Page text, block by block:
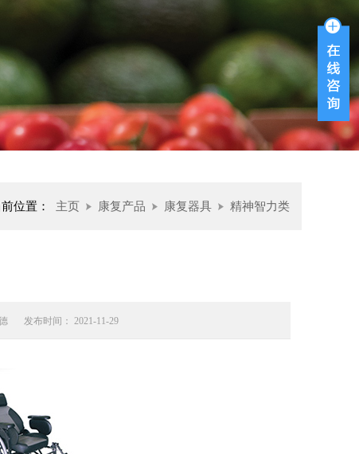
位置： 主页 康复产品 康复器具 精神智力类
发布时间： 2021-11-29